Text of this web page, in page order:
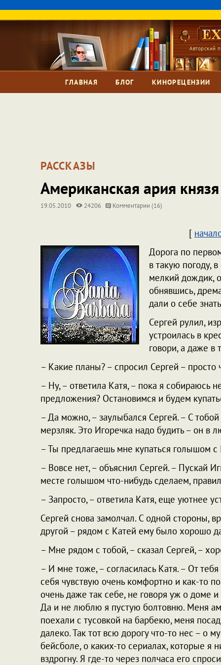
Авторский
ГЛАВНАЯ БЛОГ КИНОРЕЦЕНЗИИ
РАССКАЗЫ
Американская ария
19.05.2010 24206 Комментарии (16)
[
Дорога по
в такую погоду,
мелкий дождик,
обнявшись,
дали о себе
Сергей рулил,
устроилась в
говори, а даже в
– Какие планы? – спросил Сергей – просто
– Ну, – ответила Катя, – пока я собираюсь
предложения? Остановимся и будем
– Да можно, – заулыбался Сергей. – С
мерзляк. Это Игоречка надо будить – он в
– Ты предлагаешь мне купаться голышом с
– Вовсе нет, – объяснил Сергей. – Пускай
месте голышом что-нибудь сделаем,
– Запросто, – ответила Катя, еще уютнее
Сергей снова замолчал. С одной стороны,
другой – рядом с Катей ему было хорошо
– Мне рядом с тобой, – сказал Сергей, –
– И мне тоже, – согласилась Катя. – От
себя чувствую очень комфортно и как-то
очень даже так себе, не говоря уж о доме
Да и не люблю я пустую болтовню. Меня
поехали с тусовкой на барбекю, меня
далеко. Так тот всю дорогу что-то нес – о
бейсболе, о каких-то сериалах, которые я
вздрогну. Я где-то через полчаса его